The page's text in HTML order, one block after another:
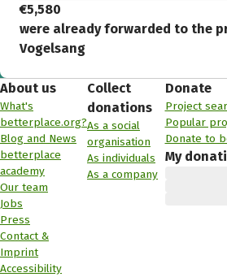
€5,580
were already forwarded to the
Vogelsang
About us
What's
betterplace.org?
Blog and News
betterplace
academy
Our team
Jobs
Press
Contact &
Imprint
Accessibility
Collect
donations
As a social
organisation
As individuals
As a company
Donate
Project
Popular
Donate to
My